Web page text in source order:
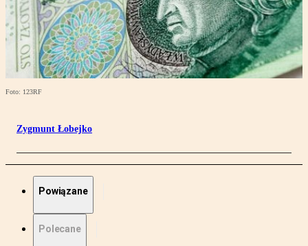
Foto: 123RF
Zygmunt Łobejko
Powiązane
Polecane